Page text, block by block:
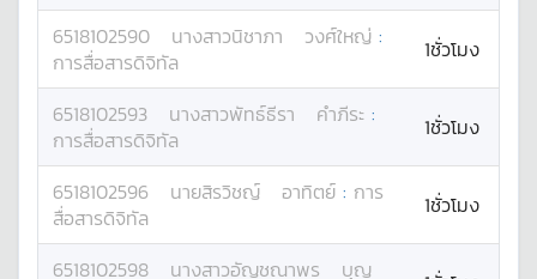
6518102590 นางสาวนิชาภา วงศ์ใหญ่ :
การสื่อสารดิจิทัล
1ชั่วโมง
6518102593 นางสาวพัทธ์ธีรา คำภีระ :
การสื่อสารดิจิทัล
1ชั่วโมง
6518102596 นายสิรวิชญ์ อาทิตย์ : การ
สื่อสารดิจิทัล
1ชั่วโมง
6518102598 นางสาวอัญชณาพร
บุญ